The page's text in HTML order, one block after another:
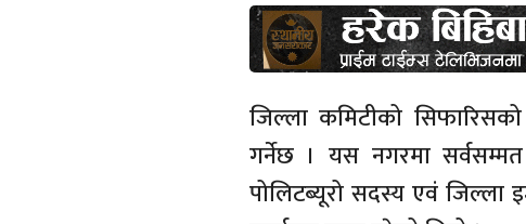
जिल्ला कमिटीको
गर्नेछ । यस नगरमा
पोलिटब्यूरो सदस्य एवं जिल्ला